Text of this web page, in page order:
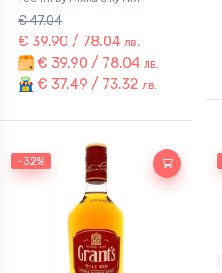
€ 47.04
€ 39.90 / 78.04 лв.
€ 39.90 / 78.04 лв.
€ 37.49 / 73.32 лв.
-32%